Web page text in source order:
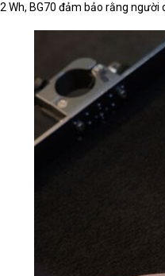
Wh, BG70 đảm bảo rằng